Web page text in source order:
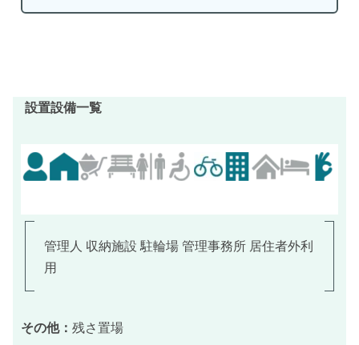
設置設備一覧
管理人 収納施設 駐輪場 管理事務所 居住者外利
用
その他： 残さ置場